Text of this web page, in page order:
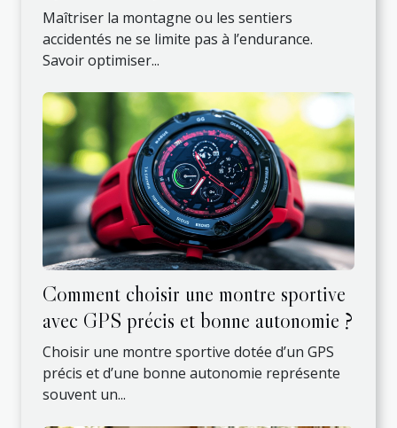
Maîtriser la montagne ou les sentiers
accidentés ne se limite pas à l’endurance.
Savoir optimiser...
Comment choisir une montre sportive
avec GPS précis et bonne autonomie ?
Choisir une montre sportive dotée d’un GPS
précis et d’une bonne autonomie représente
souvent un...